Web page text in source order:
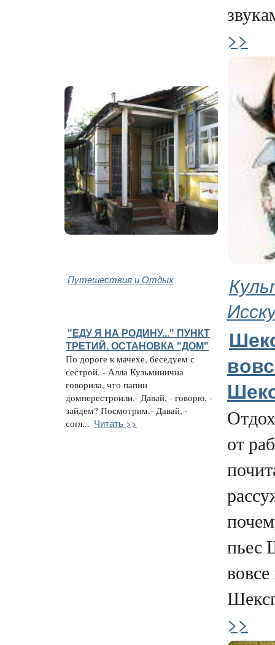
>>
Путешествия и Отдых
"ЕДУ Я НА РОДИНУ..." ПУНКТ
ТРЕТИЙ. ОСТАНОВКА "ДОМ"
По дороге к мачехе, беседуем с
сестрой. - Алла Кузьминична
говорила, что папин
домперестроили.- Давай, - говорю, -
зайдем? Посмотрим.- Давай, -
согл... Читать >>
от
пьес
вовсе
>>